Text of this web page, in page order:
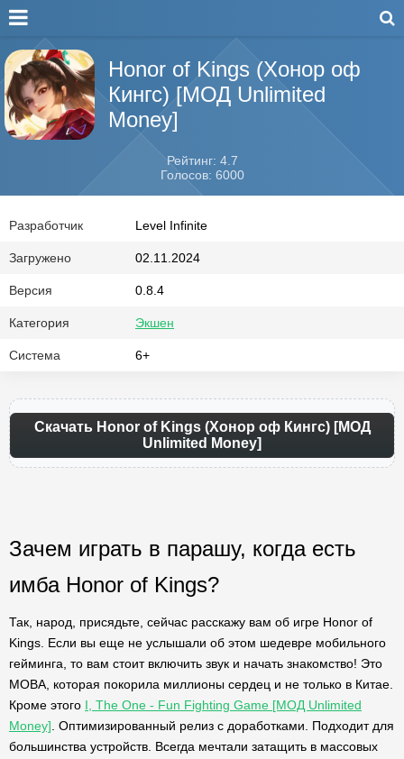
Honor of Kings (Хонор оф
Кингс) [МОД Unlimited
Money]
Рейтинг: 4.7
Голосов: 6000
Разработчик Level Infinite
Загружено 02.11.2024
Версия 0.8.4
Категория Экшен
Система 6+
Скачать Honor of Kings (Хонор оф Кингс) [МОД
Unlimited Money]
Зачем играть в парашу, когда есть
имба Honor of Kings?
Так, народ, присядьте, сейчас расскажу вам об игре Honor of
Kings. Если вы еще не услышали об этом шедевре мобильного
гейминга, то вам стоит включить звук и начать знакомство! Это
МОВА, которая покорила миллионы сердец и не только в Китае.
Кроме этого I, The One - Fun Fighting Game [МОД Unlimited
Money] . Оптимизированный релиз с доработками. Подходит для
большинства устройств. Всегда мечтали затащить в массовых